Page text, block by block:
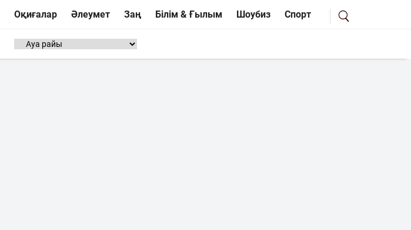
Оқиғалар Әлеумет Заң Білім & Ғылым Шоубиз Спорт